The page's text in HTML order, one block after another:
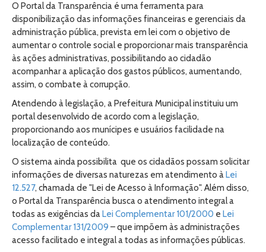
O Portal da Transparência é uma ferramenta para
disponibilização das informações financeiras e gerenciais da
administração pública, prevista em lei com o objetivo de
aumentar o controle social e proporcionar mais transparência
às ações administrativas, possibilitando ao cidadão
acompanhar a aplicação dos gastos públicos, aumentando,
assim, o combate à corrupção.
Atendendo à legislação, a Prefeitura Municipal instituiu um
portal desenvolvido de acordo com a legislação,
proporcionando aos munícipes e usuários facilidade na
localização de conteúdo.
O sistema ainda possibilita que os cidadãos possam solicitar
informações de diversas naturezas em atendimento àLei
12.527, chamada de "Lei de Acesso à Informação". Além disso,
o Portal da Transparência busca o atendimento integral a
todas as exigências daLei Complementar 101/2000 e Lei
Complementar 131/2009 – que impõem às administrações
acesso facilitado e integral a todas as informações públicas.